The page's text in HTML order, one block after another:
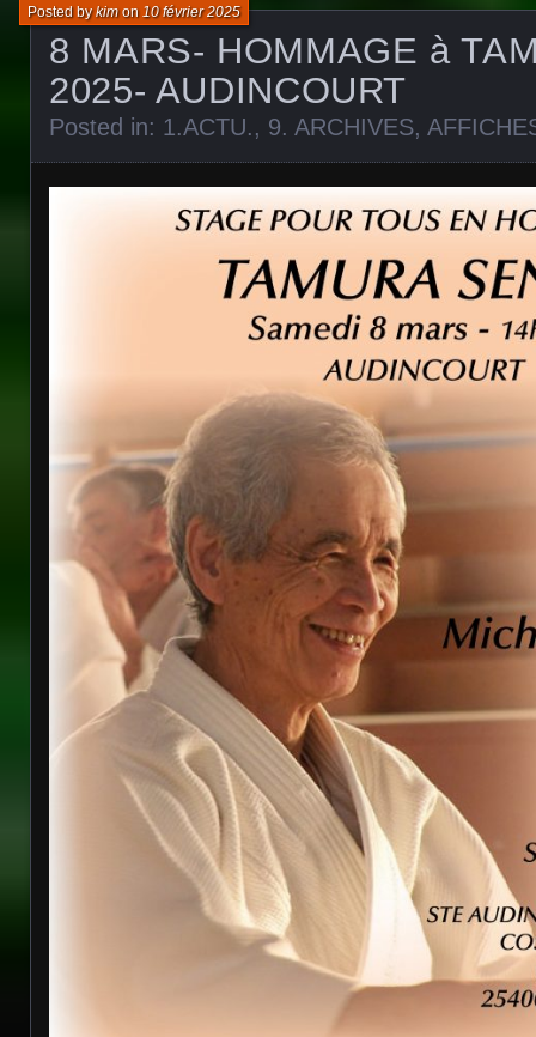
8 MARS- HOMMAGE à
2025- AUDINCOURT
Posted bykimon 10 février 2025
Posted in: 1.ACTU., 9. ARCHIVES,